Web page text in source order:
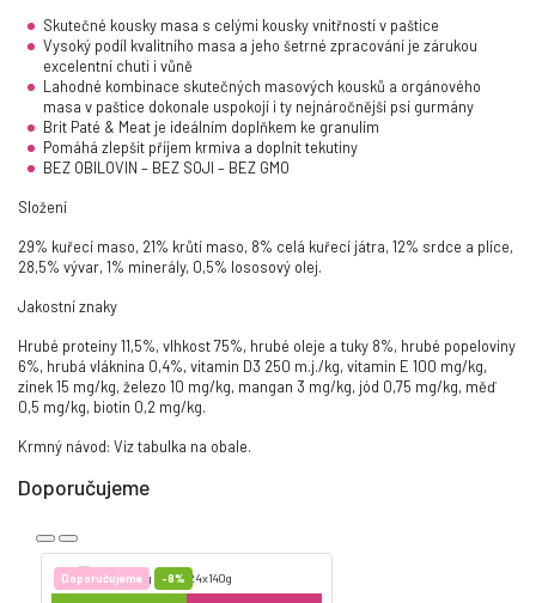
Skutečné kousky masa s celými kousky vnitřností v paštice
Vysoký podíl kvalitního masa a jeho šetrné zpracování je zárukou
excelentní chuti i vůně
Lahodné kombinace skutečných masových kousků a orgánového
masa v paštice dokonale uspokojí i ty nejnáročnější psí gurmány
Brit Paté & Meat je ideálním doplňkem ke granulím
Pomáhá zlepšit příjem krmiva a doplnit tekutiny
BEZ OBILOVIN – BEZ SOJI – BEZ GMO
Složení
29% kuřecí maso, 21% krůtí maso, 8% celá kuřecí játra, 12% srdce a plíce,
28,5% vývar, 1% minerály, 0,5% lososový olej.
Jakostní znaky
Hrubé proteiny 11,5%, vlhkost 75%, hrubé oleje a tuky 8%, hrubé popeloviny
6%, hrubá vláknina 0,4%, vitamin D3 250 m.j./kg, vitamin E 100 mg/kg,
zinek 15 mg/kg, železo 10 mg/kg, mangan 3 mg/kg, jód 0,75 mg/kg, měď
0,5 mg/kg, biotin 0,2 mg/kg.
Krmný návod: Viz tabulka na obale.
Doporučujeme
Doporučujeme -8%